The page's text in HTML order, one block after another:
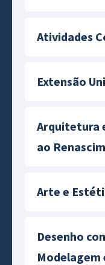
Atividades
Extensão
Arquitetura
ao
Arte e
Desenho
Modelagem